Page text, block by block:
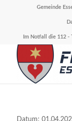
Gemeinde
Im Notfall die 112 -
Datum: